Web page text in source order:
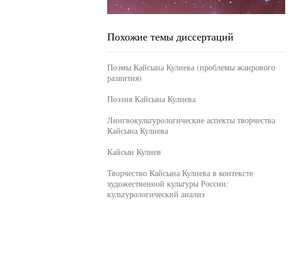
Похожие темы диссертаций
Поэмы Кайсына Кулиева (проблемы жанрового
развития)
Поэзия Кайсына Кулиева
Лингвокультурологические аспекты творчества
Кайсына Кулиева
Кайсын Кулиев
Творчество Кайсына Кулиева в контексте
художественной культуры России:
культурологический анализ